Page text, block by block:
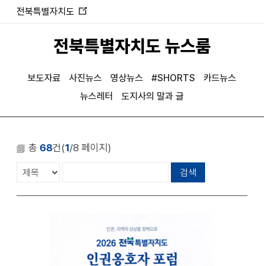
전북특별자치도
열
림
전북특별자치도 뉴스룸
보도자료 사진뉴스 영상뉴스 #SHORTS
카드뉴스
뉴스레터
도지사의 말과 글
총 68건(1/8 페이지)